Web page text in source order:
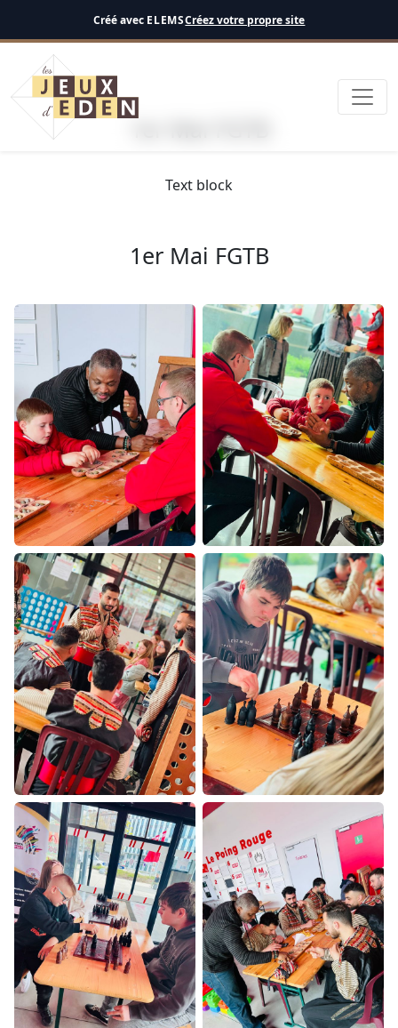
Créé avec ELEMSCréez votre propre site
Français
Text block
1er Mai FGTB